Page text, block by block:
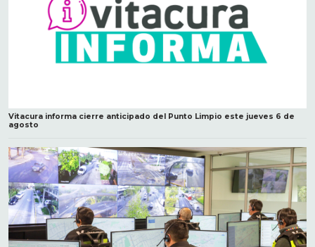
Vitacura informa cierre anticipado del Punto Limpio este jueves 6 de
agosto